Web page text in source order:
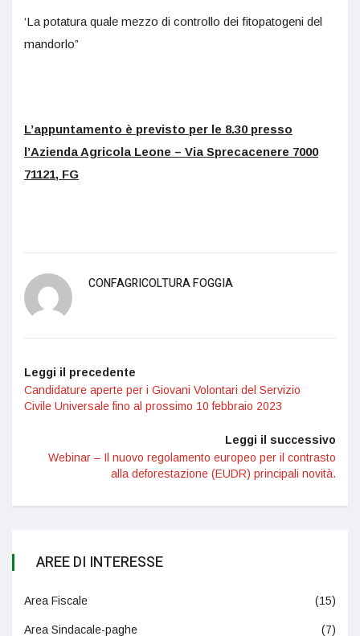
‘La potatura quale mezzo di controllo dei fitopatogeni del
mandorlo”
L’appuntamento è previsto per le 8.30 presso
l’Azienda Agricola Leone – Via Sprecacenere 7000
71121, FG
CONFAGRICOLTURA FOGGIA
Leggi il precedente
Candidature aperte per i Giovani Volontari del Servizio
Civile Universale fino al prossimo 10 febbraio 2023
Leggi il successivo
Webinar – Il nuovo regolamento europeo per il contrasto
alla deforestazione (EUDR) principali novità.
AREE DI INTERESSE
Area Fiscale (15)
Area Sindacale-paghe (7)